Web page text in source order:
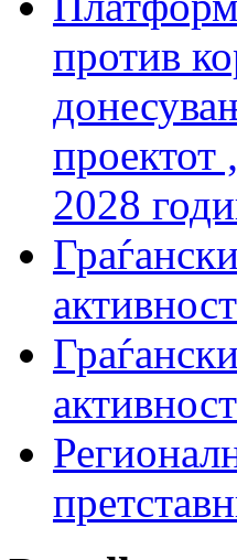
против
проектот
2028